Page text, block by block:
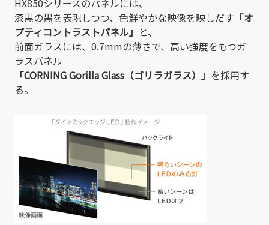
漆黒の黒を表現しつつ、色鮮やかな映像を映しだす 「オ
プティコントラストパネル」 と、
前面ガラスには、0.7mmの薄さで、高い強度をもつガ
ラスパネル
「CORNING Gorilla Glass（ゴリラガラス）」 を採用す
る。